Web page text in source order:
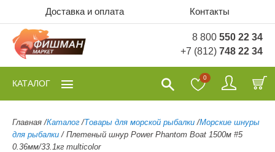
Доставка и оплата Контакты
8 800 550 22 34
+7 (812) 748 22 34
0
КАТАЛОГ
Главная /Каталог /Товары для морской рыбалки /Морские шнуры
для рыбалки / Плетеный шнур Power Phantom Boat 1500м #5
0.36мм/33.1кг multicolor